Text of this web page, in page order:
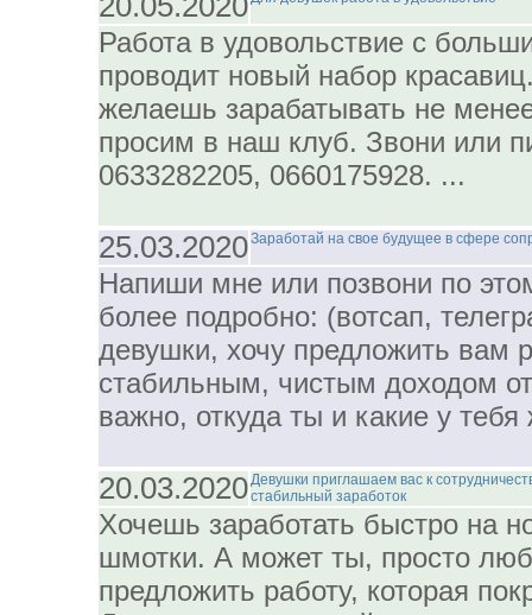
Работа в удовольствие с
проводит новый набор
желаешь зарабатывать не
просим в наш клуб. Звони или
0633282205, 0660175928. ...
25.03.2020Заработай на свое будущее в сфере
Напиши мне или позвони по
более подробно: (вотсап,
девушки, хочу предложить вам
стабильным, чистым доходом
важно, откуда ты и какие у
20.03.2020Девушки приглашаем вас к
стабильный заработок
Хочешь заработать быстро на
шмотки. А может ты, просто
предложить работу, которая